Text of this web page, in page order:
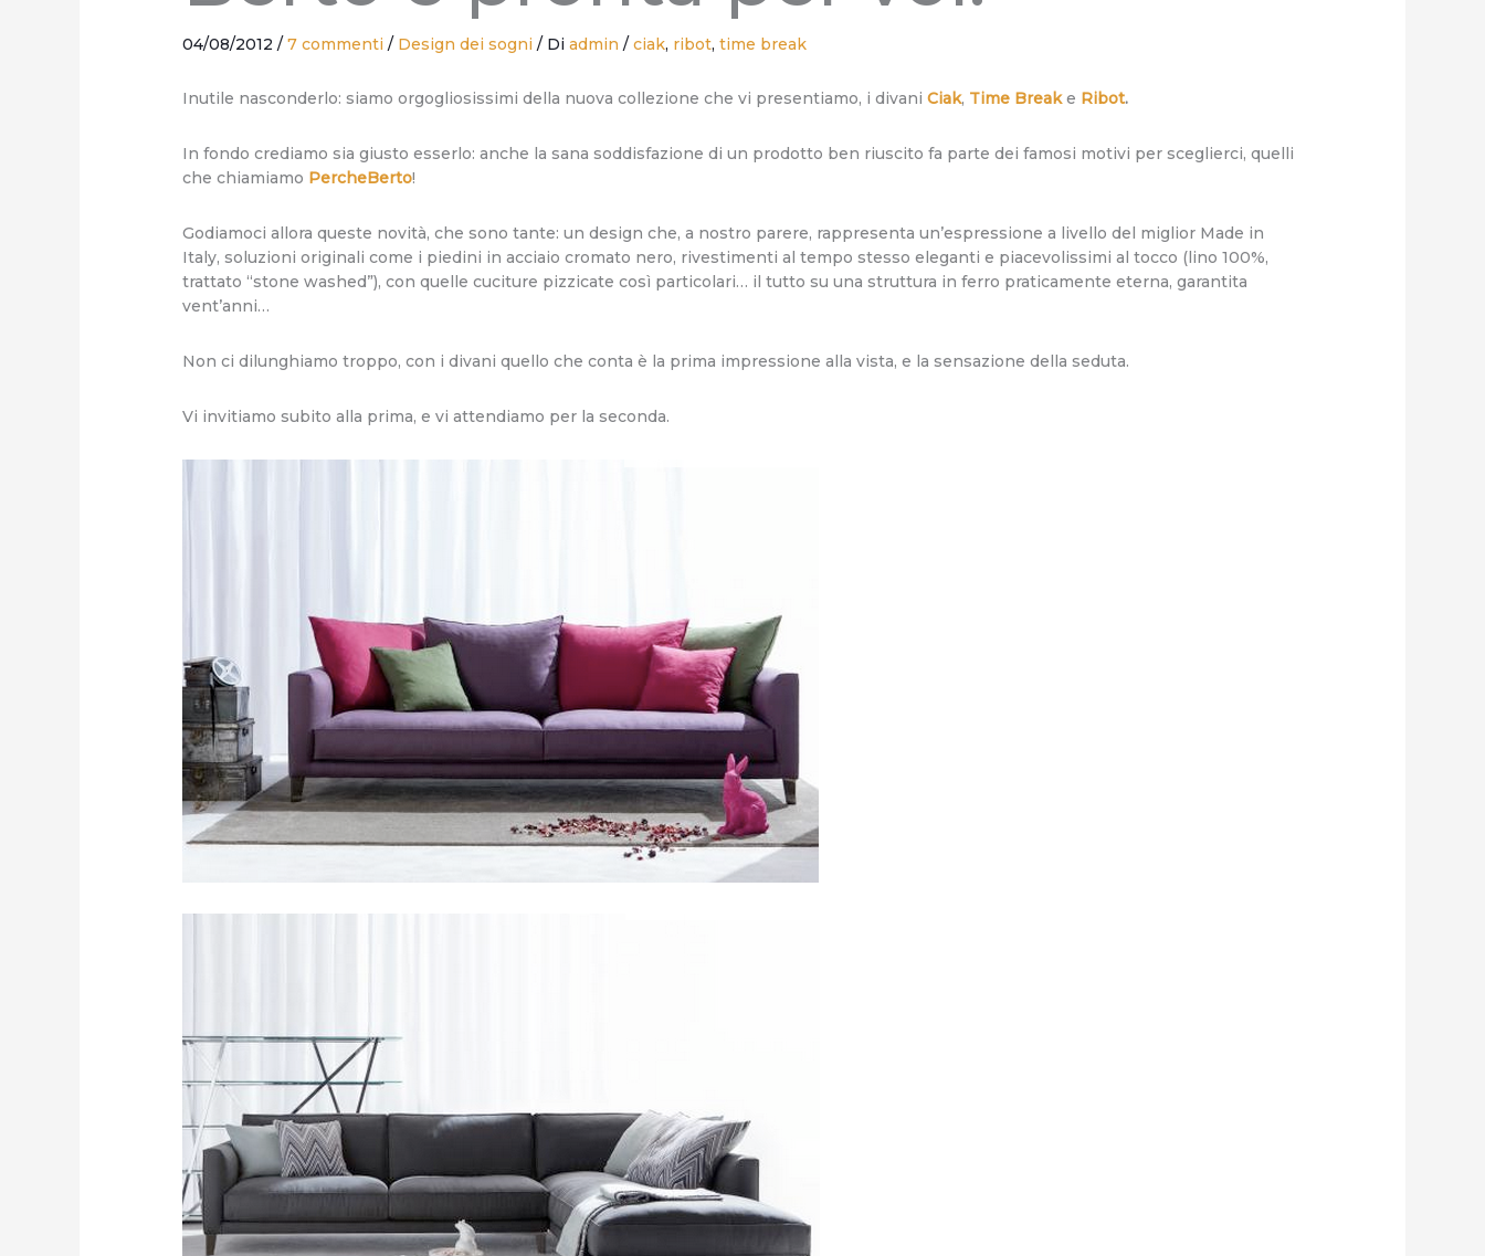
04/08/2012/7 commenti / Design dei sogni / Diadmin/ciak, ribot,time break
Inutile nasconderlo: siamo orgogliosissimi della nuova collezione che vi presentiamo, i divaniCiak, Time Break e Ribot.
In fondo crediamo sia giusto esserlo: anche la sana soddisfazione di un prodotto ben riuscito fa parte dei famosi motivi per sceglierci, quelli
che chiamiamo PercheBerto!
Godiamoci allora queste novità, che sono tante: un design che, a nostro parere, rappresenta un’espressione a livello del miglior Made in
Italy, soluzioni originali come i piedini in acciaio cromato nero, rivestimenti al tempo stesso eleganti e piacevolissimi al tocco (lino 100%,
trattato “stone washed”), con quelle cuciture pizzicate così particolari… il tutto su una struttura in ferro praticamente eterna, garantita
vent’anni…
Non ci dilunghiamo troppo, con i divani quello che conta è la prima impressione alla vista, e la sensazione della seduta.
Vi invitiamo subito alla prima, e vi attendiamo per la seconda.